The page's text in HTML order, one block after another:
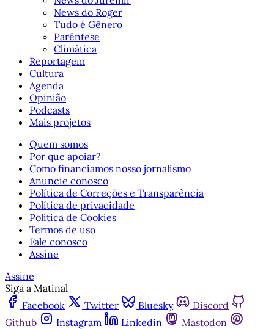
News do Roger
Tudo é Gênero
Parêntese
Climática
Reportagem
Cultura
Agenda
Opinião
Podcasts
Mais projetos
Quem somos
Por que apoiar?
Como financiamos nosso jornalismo
Anuncie conosco
Política de Correções e Transparência
Política de privacidade
Política de Cookies
Termos de uso
Fale conosco
Assine
Assine
Siga a Matinal
Facebook
Twitter Bluesky
Discord
Github
Instagram Linkedin
Mastodon